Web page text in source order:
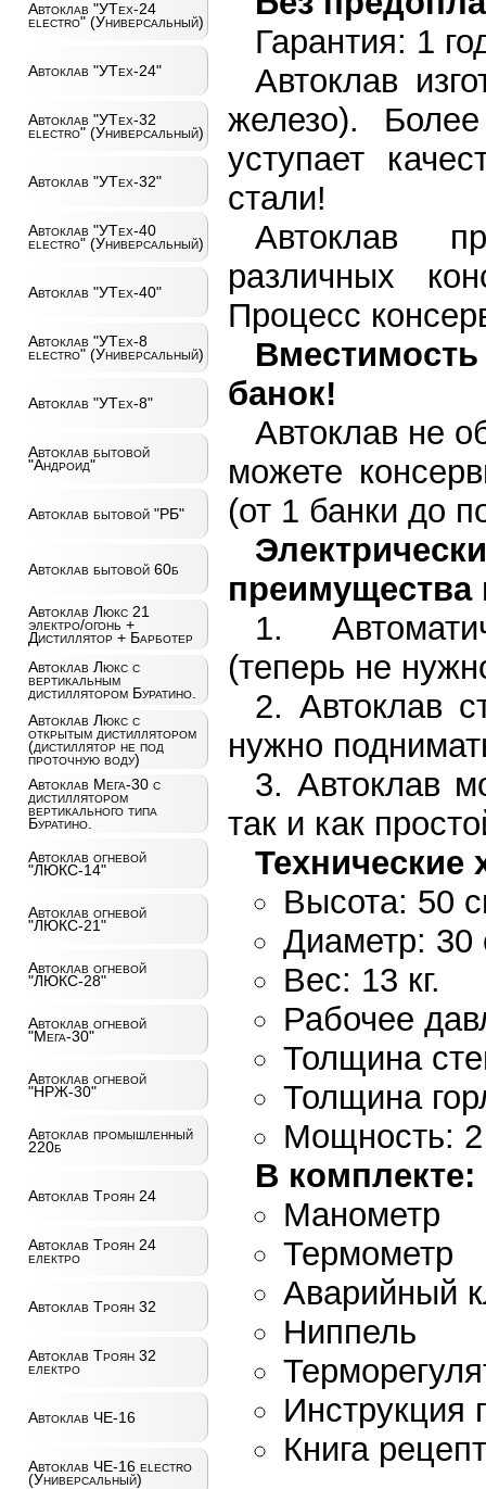
Автоклав "УТех-24
electro" (Универсальный)
Автоклав "УТех-24"
Автоклав "УТех-32
electro" (Универсальный)
Автоклав "УТех-32"
Автоклав "УТех-40
electro" (Универсальный)
Автоклав "УТех-40"
Автоклав "УТех-8
electro" (Универсальный)
Автоклав "УТех-8"
Автоклав бытовой
"Андроид"
Автоклав бытовой "РБ"
Автоклав бытовой 60б
Автоклав Люкс 21
электро/огонь +
Дистиллятор + Барботер
Автоклав Люкс с
вертикальным
дистиллятором Буратино.
Автоклав Люкс с
открытым дистиллятором
(дистиллятор не под
проточную воду)
Автоклав Мега-30 с
дистиллятором
вертикального типа
Буратино.
Автоклав огневой
"ЛЮКС-14"
Автоклав огневой
"ЛЮКС-21"
Автоклав огневой
"ЛЮКС-28"
Автоклав огневой
"Мега-30"
Автоклав огневой
"НРЖ-30"
Автоклав промышленный
220б
Автоклав Троян 24
Автоклав Троян 24
електро
Автоклав Троян 32
Автоклав Троян 32
електро
Автоклав ЧЕ-16
Автоклав ЧЕ-16 electro
(Универсальный)
Гарантия: 1
Автоклав
железо).
уступает
стали!
Автоклав
различных
Процесс
банок!
Автоклав не
можете
(от 1 банки до
(теперь не
Автоклав
нужно
Автоклав
так и как
Технические
Высота: 50
Диаметр: 30
Вес: 13 кг.
Рабочее
Толщина
Толщина
Мощность: 2
В комплекте:
Манометр
Термометр
Аварийный
Ниппель
Инструкция
Книга